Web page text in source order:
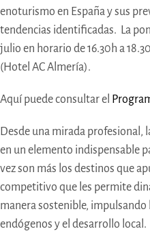
enoturismo en España y sus
tendencias identificadas. La
julio en horario de 16.30h a
(Hotel AC Almería).
Aquí puede consultar el
Desde una mirada profesional,
en un elemento indispensable
vez son más los destinos que
competitivo que les permite
manera sostenible,
endógenos y el desarrollo local.